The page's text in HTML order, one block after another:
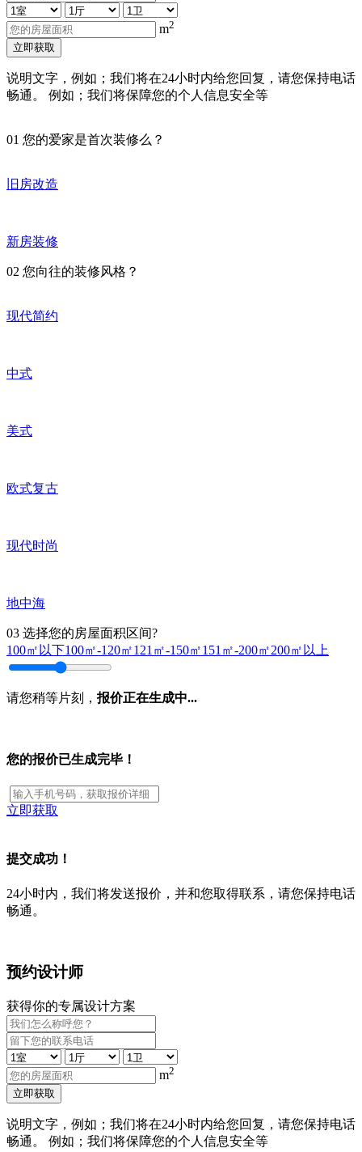
m2
立即获取
说明文字，例如；我们将在24小时内给您回复，请您保持电话
畅通。 例如；我们将保障您的个人信息安全等
01 您的爱家是首次装修么？
旧房改造
新房装修
02 您向往的装修风格？
现代简约
中式
美式
欧式复古
现代时尚
地中海
03 选择您的房屋面积区间?
100㎡以下100㎡-120㎡121㎡-150㎡151㎡-200㎡200㎡以上
请您稍等片刻， 报价正在生成中...
您的报价已生成完毕！
立即获取
提交成功！
24小时内，我们将发送报价，并和您取得联系，请您保持电话
畅通。
预约设计师
获得你的专属设计方案
m2
立即获取
说明文字，例如；我们将在24小时内给您回复，请您保持电话
畅通。 例如；我们将保障您的个人信息安全等